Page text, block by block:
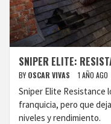
SNIPER ELITE:
BY OSCAR VIVAS 1 AÑO AGO
Sniper Elite Resistance
franquicia, pero que
niveles y rendimiento.